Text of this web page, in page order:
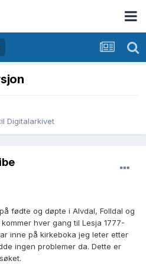
Digitalarkivet
fødte og døpte i Alvdal, Folldal og
hver gang til Lesja 1777-
inne på kirkeboka jeg leter etter
ingen problemer da. Dette er